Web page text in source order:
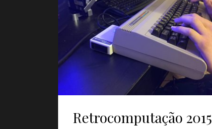
Retrocomputação 2015